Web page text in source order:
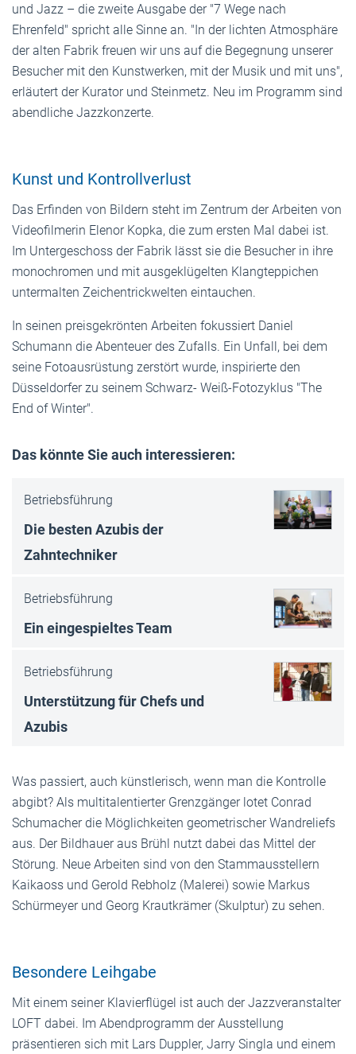
und Jazz – die zweite Ausgabe der "7 Wege nach
Ehrenfeld" spricht alle Sinne an. "In der lichten Atmosphäre
der alten Fabrik freuen wir uns auf die Begegnung unserer
Besucher mit den Kunstwerken, mit der Musik und mit uns",
erläutert der Kurator und Steinmetz. Neu im Programm sind
abendliche Jazzkonzerte.
Kunst und Kontrollverlust
Das Erfinden von Bildern steht im Zentrum der Arbeiten von
Videofilmerin Elenor Kopka, die zum ersten Mal dabei ist.
Im Untergeschoss der Fabrik lässt sie die Besucher in ihre
monochromen und mit ausgeklügelten Klangteppichen
untermalten Zeichentrickwelten eintauchen.
In seinen preisgekrönten Arbeiten fokussiert Daniel
Schumann die Abenteuer des Zufalls. Ein Unfall, bei dem
seine Fotoausrüstung zerstört wurde, inspirierte den
Düsseldorfer zu seinem Schwarz- Weiß-Fotozyklus "The
End of Winter".
Das könnte Sie auch interessieren:
Betriebsführung
Die besten Azubis der
Zahntechniker
Betriebsführung
Ein eingespieltes Team
Betriebsführung
Unterstützung für Chefs und
Azubis
Was passiert, auch künstlerisch, wenn man die Kontrolle
abgibt? Als multitalentierter Grenzgänger lotet Conrad
Schumacher die Möglichkeiten geometrischer Wandreliefs
aus. Der Bildhauer aus Brühl nutzt dabei das Mittel der
Störung. Neue Arbeiten sind von den Stammausstellern
Kaikaoss und Gerold Rebholz (Malerei) sowie Markus
Schürmeyer und Georg Krautkrämer (Skulptur) zu sehen.
Besondere Leihgabe
Mit einem seiner Klavierflügel ist auch der Jazzveranstalter
LOFT dabei. Im Abendprogramm der Ausstellung
präsentieren sich mit Lars Duppler, Jarry Singla und einem